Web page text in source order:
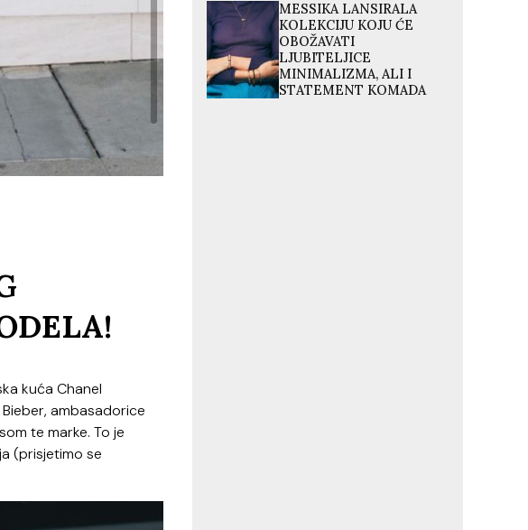
kuća Chanel
ambasadorice
te marke. To je
(prisjetimo se
MESSIKA LANSIRALA
KOLEKCIJU KOJU ĆE
OBOŽAVATI
LJUBITELJICE
MINIMALIZMA, ALI I
STATEMENT KOMADA